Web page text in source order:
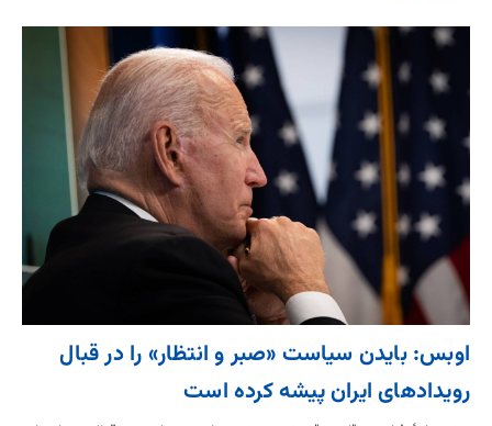
اوبس: بایدن سیاست «صبر و انتظار» را در قبال
رویدادهای ایران پیشه کرده است